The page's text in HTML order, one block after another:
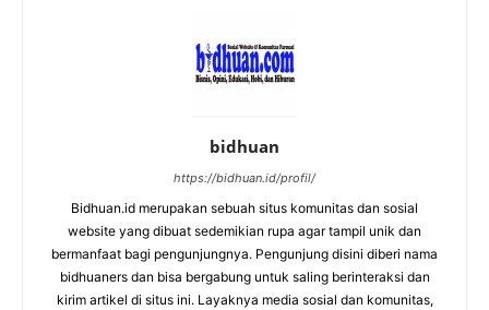
bidhuan
https://bidhuan.id/profil/
Bidhuan.id merupakan sebuah situs komunitas dan sosial
website yang dibuat sedemikian rupa agar tampil unik dan
bermanfaat bagi pengunjungnya. Pengunjung disini diberi nama
bidhuaners dan bisa bergabung untuk saling berinteraksi dan
kirim artikel di situs ini. Layaknya media sosial dan komunitas,